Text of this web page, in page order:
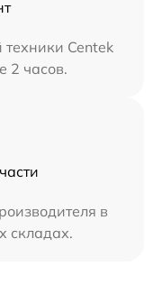
Centek
2 часов.
в
складах.